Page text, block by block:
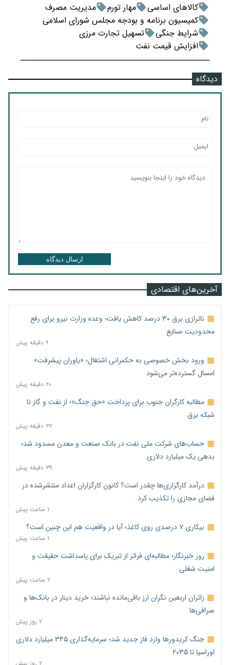
کالاهای اساسی مهار تورم
مدیریت مصرف
کمیسیون برنامه و بودجه مجلس شورای اسلامی
شرایط جنگی
تسهیل تجارت مرزی
افزایش قیمت نفت
دیدگاه
ارسال دیدگاه
آخرین‌های اقتصادی
ناترازی برق ۳۰ درصد کاهش یافت؛ وعده وزارت نیرو برای رفع
محدودیت صنایع
۹ دقیقه پیش
ورود بخش خصوصی به حکمرانی اشتغال؛ «یاوران پیشرفت»
امسال گسترده‌تر می‌شود
۲۰ دقیقه پیش
مطالبه کارگران جنوب برای پرداخت «حق جنگ»؛ از نفت و گاز تا
شبکه برق
۳۲ دقیقه پیش
حساب‌های شرکت ملی نفت در بانک صنعت و معدن مسدود شد؛
بدهی یک میلیارد دلاری
۳۹ دقیقه پیش
درآمد کارگزاری‌ها چقدر است؟ کانون کارگزاران اعداد منتشرشده در
فضای مجازی را تکذیب کرد
۱ ساعت پیش
بیکاری ۷ درصدی روی کاغذ؛ آیا در واقعیت هم این چنین است؟
۱ ساعت پیش
روز خبرنگار؛ مطالبه‌ای فراتر از تبریک برای پاسداشت حقیقت و
امنیت شغلی
۲ ساعت پیش
زائران اربعین نگران ارز باقی‌مانده نباشند؛ خرید دینار در بانک‌ها و
صرافی‌ها
۲ روز پیش
جنگ کریدورها وارد فاز جدید شد؛ سرمایه‌گذاری ۳۴۵ میلیارد دلاری
اوراسیا تا ۲۰۳۵